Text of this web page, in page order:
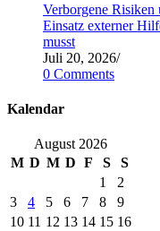
Verborgene Risiken
Einsatz externer
musst
Juli 20, 2026/
0 Comments
Kalendar
August 2026
M D M D F S
S
1
2
3
4 5 6 7 8
9
10 11 12 13 14 15 16